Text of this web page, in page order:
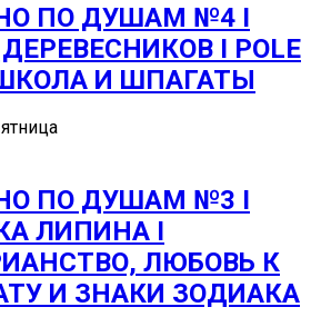
ПО ДУШАМ №4 I
I POLE
ШКОЛА И ШПАГАТЫ
ПО ДУШАМ №3 I
ЛИПИНА I
ЛЮБОВЬ К
И ЗНАКИ ЗОДИАКА